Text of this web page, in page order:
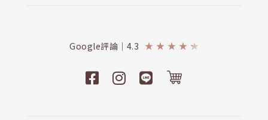
Google評論｜4.3 ★ ★ ★ ★ ★